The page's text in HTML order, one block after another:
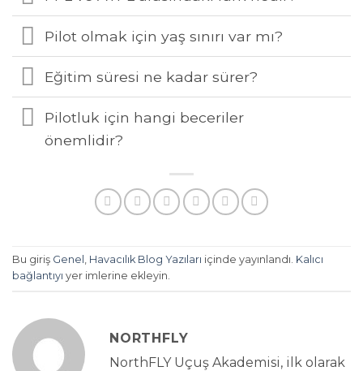
Pilot olmak için yaş sınırı var mı?
Eğitim süresi ne kadar sürer?
Pilotluk için hangi beceriler
önemlidir?
Bu giriş Genel , Havacılık Blog Yazıları içinde yayınlandı. Kalıcı
bağlantıyı yer imlerine ekleyin.
NORTHFLY
NorthFLY Uçuş Akademisi, ilk olarak